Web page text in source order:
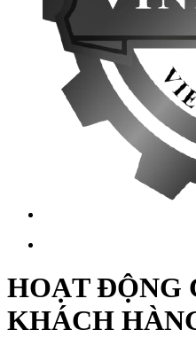
HOẠT ĐỘNG
KHÁCH